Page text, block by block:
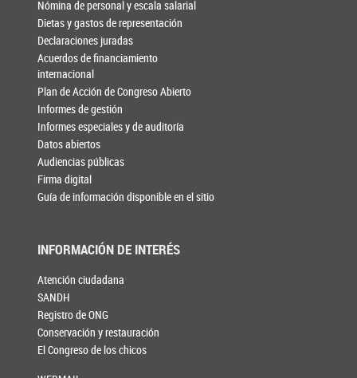
Nómina de personal y escala salarial
Dietas y gastos de representación
Declaraciones juradas
Acuerdos de financiamiento
internacional
Plan de Acción de Congreso Abierto
Informes de gestión
Informes especiales y de auditoría
Datos abiertos
Audiencias públicas
Firma digital
Guía de información disponible en el sitio
INFORMACIÓN DE INTERÉS
Atención ciudadana
SANDH
Registro de ONG
Conservación y restauración
El Congreso de los chicos